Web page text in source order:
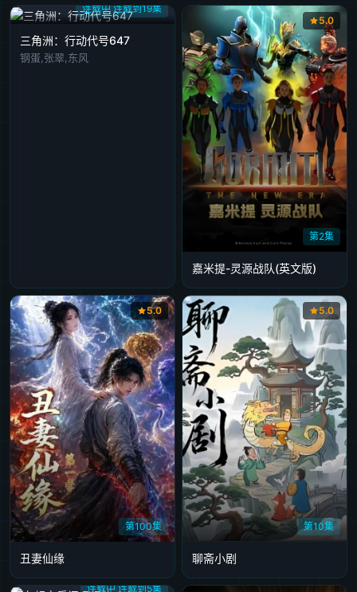
连载中 连载到19集
三角洲：行动代号647
钢蛋,张翠,东风
第2集
5.0
嘉米提-灵源战队​(英文版)
第100集
5.0
丑妻仙缘
第10集
5.0
聊斋小剧
连载中 连载到5集